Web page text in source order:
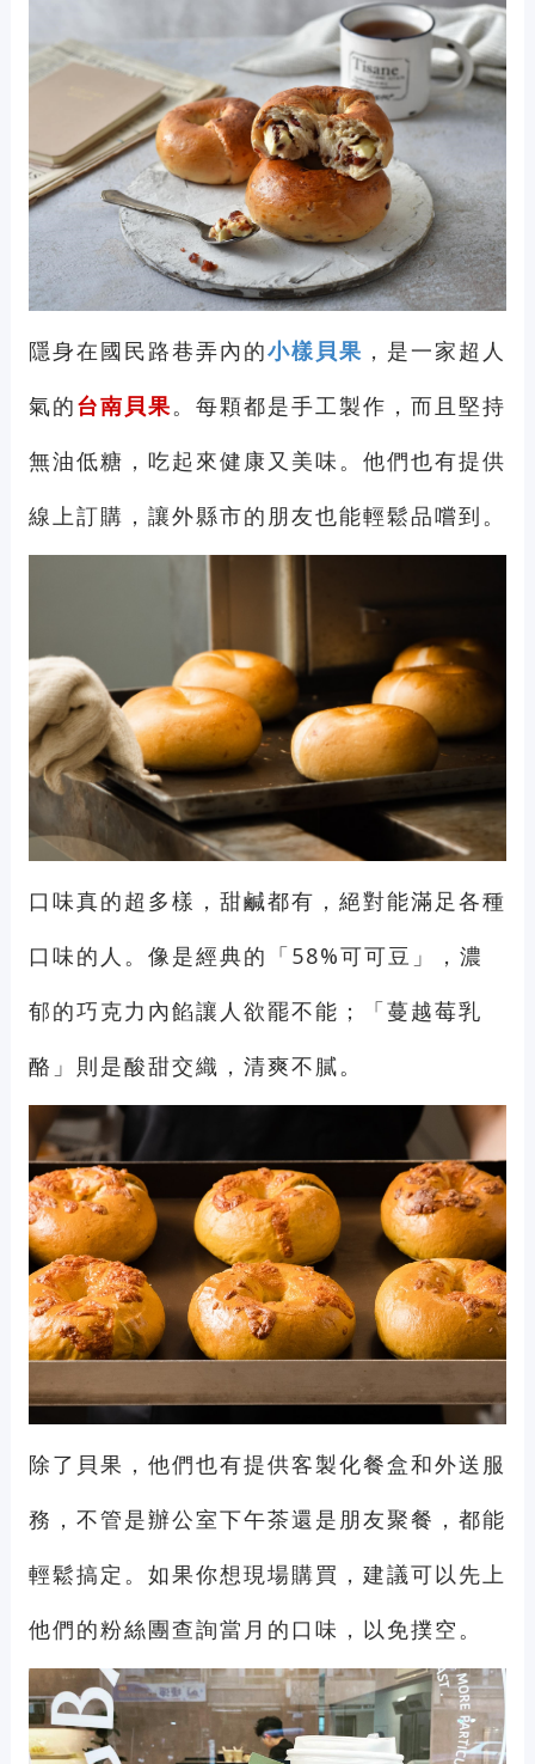
隱身在國民路巷弄內的小樣貝果 ，是一家超人
氣的台南貝果。每顆都是手工製作，而且堅持
無油低糖，吃起來健康又美味。他們也有提供
線上訂購，讓外縣市的朋友也能輕鬆品嚐到。
口味真的超多樣，甜鹹都有，絕對能滿足各種
口味的人。像是經典的「58%可可豆」，濃
郁的巧克力內餡讓人欲罷不能；「蔓越莓乳
酪」則是酸甜交織，清爽不膩。
除了貝果，他們也有提供客製化餐盒和外送服
務，不管是辦公室下午茶還是朋友聚餐，都能
輕鬆搞定。如果你想現場購買，建議可以先上
他們的粉絲團查詢當月的口味，以免撲空。